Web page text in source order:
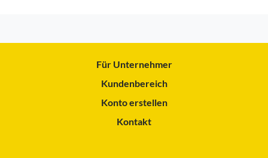
Für Unternehmer
Kundenbereich
Konto erstellen
Kontakt